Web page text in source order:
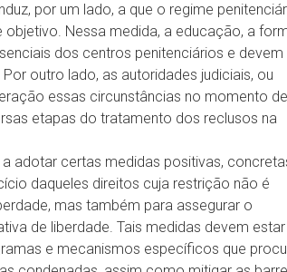
por um lado, a que o regime
Nessa medida, a educação, a
dos centros penitenciários e devem
outro lado, as autoridades judiciais, ou
essas circunstâncias no momento de
etapas do tratamento dos reclusos na
adotar certas medidas positivas,
daqueles direitos cuja restrição não é
mas também para assegurar o
de liberdade. Tais medidas devem estar
e mecanismos específicos que